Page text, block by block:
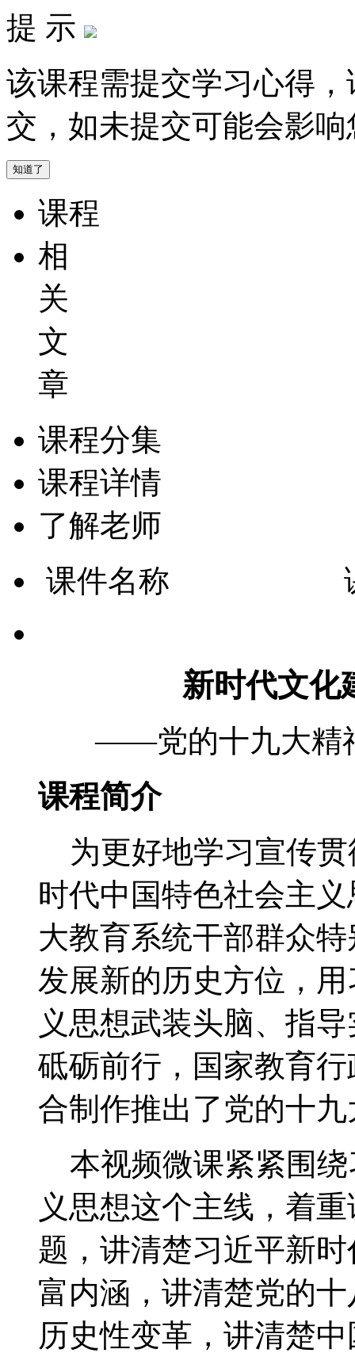
提 示
该课程需提交学习心得
交，如未提交可能会影
知道了
课程
相
关
文
章
课程分集
课程详情
了解老师
课件名称
新时代文化
——党的十九大精
课程简介
为更好地学习宣传贯
时代中国特色社会主
大教育系统干部群众
发展新的历史方位，
义思想武装头脑、指
砥砺前行，国家教育
合制作推出了党的十
本视频微课紧紧围绕
义思想这个主线，着
题，讲清楚习近平新
富内涵，讲清楚党的
历史性变革，讲清楚